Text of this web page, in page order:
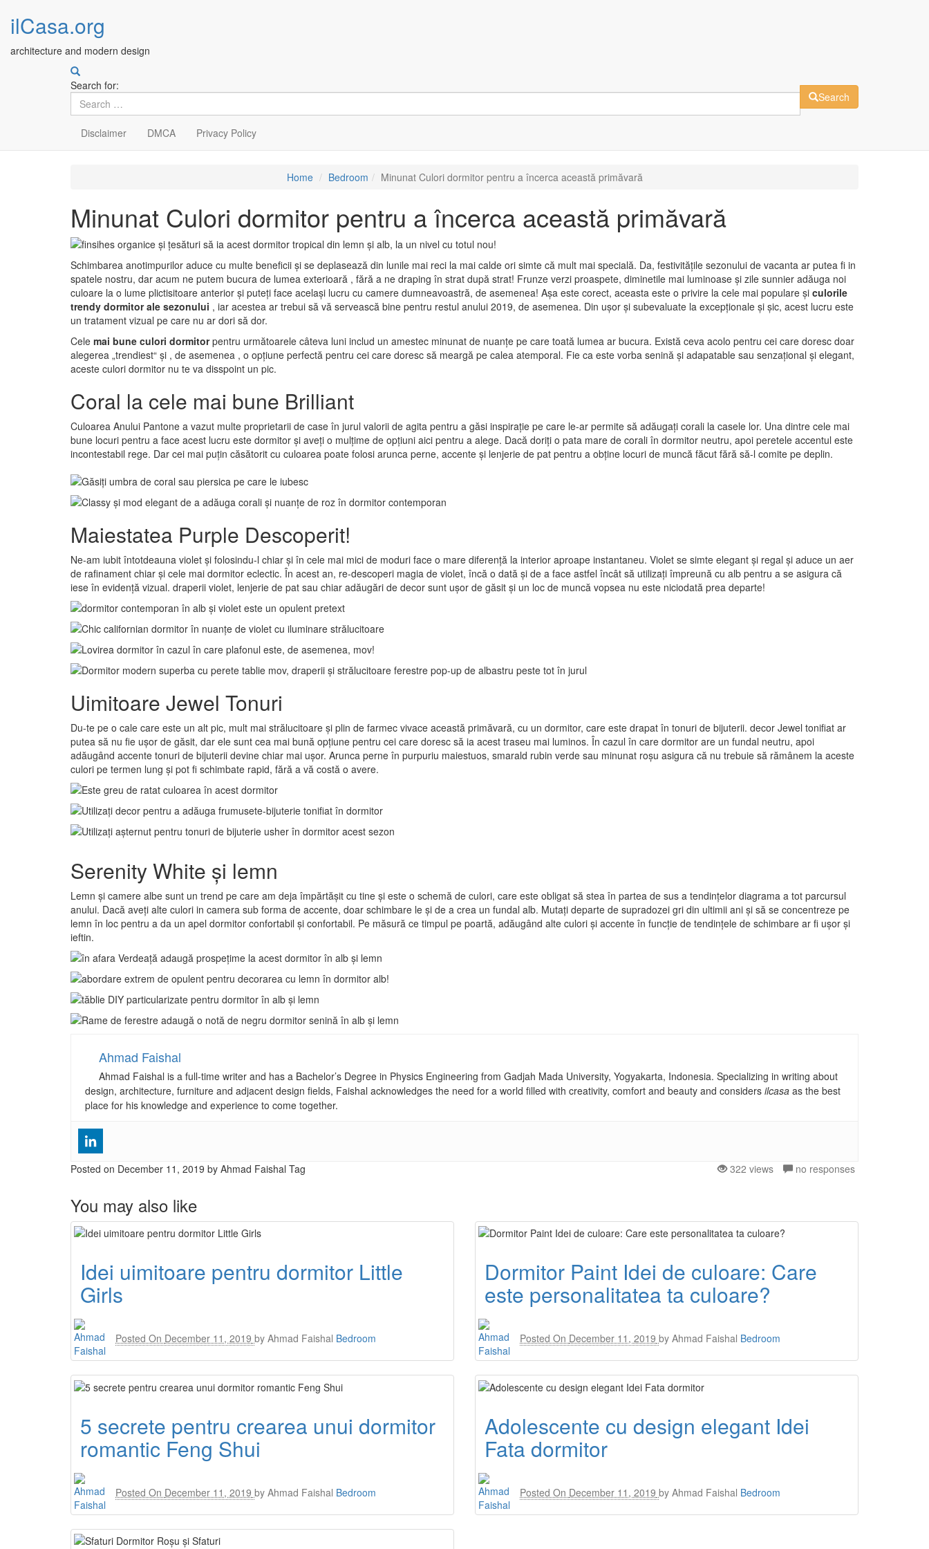
ilCasa.org
architecture and modern design
Search for:
Search
Disclaimer DMCA Privacy Policy
Home Bedroom Minunat Culori dormitor pentru a încerca această primăvară
Minunat Culori dormitor pentru a încerca această primăvară
Schimbarea anotimpurilor aduce cu multe beneficii și se deplasează din lunile mai reci la mai calde ori simte că mult mai specială. Da, festivitățile sezonului de vacanta ar putea fi in
spatele nostru, dar acum ne putem bucura de lumea exterioară , fără a ne draping în strat după strat! Frunze verzi proaspete, diminetile mai luminoase și zile sunnier adăuga noi
culoare la o lume plictisitoare anterior și puteți face același lucru cu camere dumneavoastră, de asemenea! Așa este corect, aceasta este o privire la cele mai populare și culorile
trendy dormitor ale sezonului , iar acestea ar trebui să vă servească bine pentru restul anului 2019, de asemenea. Din ușor și subevaluate la excepționale și șic, acest lucru este
un tratament vizual pe care nu ar dori să dor.
Cele mai bune culori dormitorpentru următoarele câteva luni includ un amestec minunat de nuanțe pe care toată lumea ar bucura. Există ceva acolo pentru cei care doresc doar
alegerea „trendiest“ și , de asemenea , o opțiune perfectă pentru cei care doresc să meargă pe calea atemporal. Fie ca este vorba senină și adapatable sau senzațional și elegant,
aceste culori dormitor nu te va disspoint un pic.
Coral la cele mai bune Brilliant
Culoarea Anului Pantone a vazut multe proprietarii de case în jurul valorii de agita pentru a găsi inspirație pe care le-ar permite să adăugați corali la casele lor. Una dintre cele mai
bune locuri pentru a face acest lucru este dormitor și aveți o mulțime de opțiuni aici pentru a alege. Dacă doriți o pata mare de corali în dormitor neutru, apoi peretele accentul este
incontestabil rege. Dar cei mai puțin căsătorit cu culoarea poate folosi arunca perne, accente și lenjerie de pat pentru a obține locuri de muncă făcut fără să-l comite pe deplin.
Maiestatea Purple Descoperit!
Ne-am iubit întotdeauna violet și folosindu-l chiar și în cele mai mici de moduri face o mare diferență la interior aproape instantaneu. Violet se simte elegant și regal și aduce un aer
de rafinament chiar și cele mai dormitor eclectic. În acest an, re-descoperi magia de violet, încă o dată și de a face astfel încât să utilizați împreună cu alb pentru a se asigura că
iese în evidență vizual. draperii violet, lenjerie de pat sau chiar adăugări de decor sunt ușor de găsit și un loc de muncă vopsea nu este niciodată prea departe!
Uimitoare Jewel Tonuri
Du-te pe o cale care este un alt pic, mult mai strălucitoare și plin de farmec vivace această primăvară, cu un dormitor, care este drapat în tonuri de bijuterii. decor Jewel tonifiat ar
putea să nu fie ușor de găsit, dar ele sunt cea mai bună opțiune pentru cei care doresc să ia acest traseu mai luminos. În cazul în care dormitor are un fundal neutru, apoi
adăugând accente tonuri de bijuterii devine chiar mai ușor. Arunca perne în purpuriu maiestuos, smarald rubin verde sau minunat roșu asigura că nu trebuie să rămânem la aceste
culori pe termen lung și pot fi schimbate rapid, fără a vă costă o avere.
Serenity White și lemn
Lemn și camere albe sunt un trend pe care am deja împărtășit cu tine și este o schemă de culori, care este obligat să stea în partea de sus a tendințelor diagrama a tot parcursul
anului. Dacă aveți alte culori in camera sub forma de accente, doar schimbare le și de a crea un fundal alb. Mutați departe de supradozei gri din ultimii ani și să se concentreze pe
lemn în loc pentru a da un apel dormitor confortabil și confortabil. Pe măsură ce timpul pe poartă, adăugând alte culori și accente în funcție de tendințele de schimbare ar fi ușor și
ieftin.
Ahmad Faishal
Ahmad Faishal is a full-time writer and has a Bachelor’s Degree in Physics Engineering from Gadjah Mada University, Yogyakarta, Indonesia. Specializing in writing about
design, architecture, furniture and adjacent design fields, Faishal acknowledges the need for a world filled with creativity, comfort and beauty and considers ilcasa as the best
place for his knowledge and experience to come together.
Posted on December 11, 2019 by Ahmad Faishal Tag 322 views no responses
You may also like
Idei uimitoare pentru dormitor Little
Girls
Posted On December 11, 2019 by Ahmad Faishal Bedroom
Dormitor Paint Idei de culoare: Care
este personalitatea ta culoare?
Posted On December 11, 2019 by Ahmad Faishal Bedroom
5 secrete pentru crearea unui dormitor
romantic Feng Shui
Posted On December 11, 2019 by Ahmad Faishal Bedroom
Adolescente cu design elegant Idei
Fata dormitor
Posted On December 11, 2019 by Ahmad Faishal Bedroom